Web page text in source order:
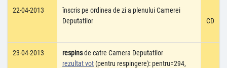
22-04-2013
înscris pe ordinea de zi a plenului Camerei
Deputatilor
CD
23-04-2013 respinsde catre Camera Deputatilor
rezultat vot (pentru respingere): pentru=294,